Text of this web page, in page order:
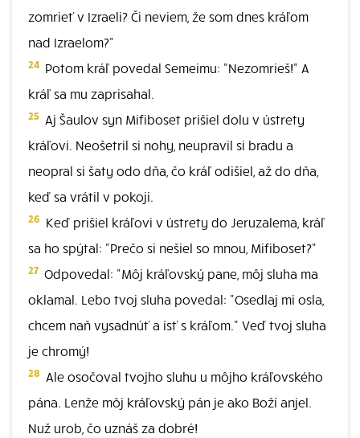
zomrieť v Izraeli? Či neviem, že som dnes kráľom
nad Izraelom?"
24 Potom kráľ povedal Semeimu: "Nezomrieš!" A
kráľ sa mu zaprisahal.
25 Aj Šaulov syn Mifiboset prišiel dolu v ústrety
kráľovi. Neošetril si nohy, neupravil si bradu a
neopral si šaty odo dňa, čo kráľ odišiel, až do dňa,
keď sa vrátil v pokoji.
26 Keď prišiel kráľovi v ústrety do Jeruzalema, kráľ
sa ho spýtal: "Prečo si nešiel so mnou, Mifiboset?"
27 Odpovedal: "Môj kráľovský pane, môj sluha ma
oklamal. Lebo tvoj sluha povedal: "Osedlaj mi osla,
chcem naň vysadnúť a ísť s kráľom." Veď tvoj sluha
je chromý!
28 Ale osočoval tvojho sluhu u môjho kráľovského
pána. Lenže môj kráľovský pán je ako Boží anjel.
Nuž urob, čo uznáš za dobré!